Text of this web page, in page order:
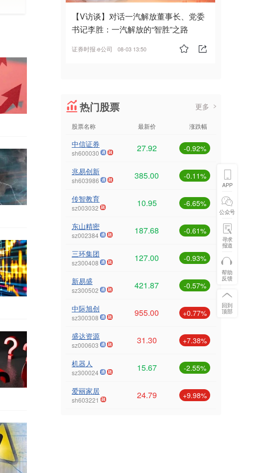
【V访谈】对话一汽解放董事长、党委
书记李胜：一汽解放的“智胜”之路
证券时报·e公司 08-03 13:50
热门股票 更多
股票名称 最新价 涨跌幅
中信证券
sh600030 27.92 -0.92%
兆易创新
sh603986 385.00 -0.11%
传智教育
sz003032 10.95 -6.65%
东山精密
sz002384 187.68 -0.61%
三环集团
sz300408 127.00 -0.93%
新易盛
sz300502 421.87 -0.57%
中际旭创
sz300308 955.00 +0.77%
盛达资源
sz000603 31.30 +7.38%
机器人
sz300024 15.67 -2.55%
爱丽家居
sh603221 24.79 +9.98%
APP
公众号
寻求
报道
帮助
反馈
回到
顶部